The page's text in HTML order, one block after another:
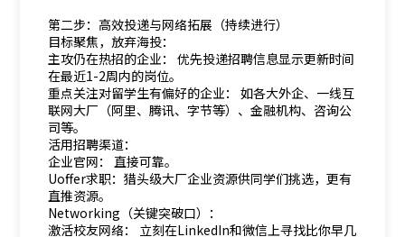
第二步：高效投递与网络拓展（持续进行）
目标聚焦，放弃海投：
主攻仍在热招的企业： 优先投递招聘信息显示更新时间
在最近1-2周内的岗位。
重点关注对留学生有偏好的企业： 如各大外企、一线互
联网大厂（阿里、腾讯、字节等）、金融机构、咨询公
司等。
活用招聘渠道：
企业官网： 直接可靠。
Uoffer求职：猎头级大厂企业资源供同学们挑选，更有
直推资源。
Networking（关键突破口）：
激活校友网络： 立刻在LinkedIn和微信上寻找比你早几